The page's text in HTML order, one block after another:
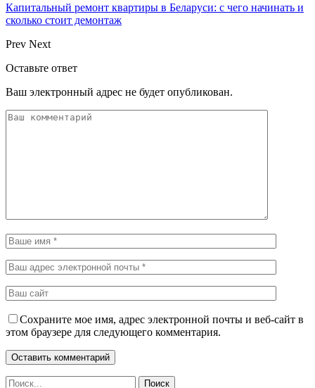
Капитальный ремонт квартиры в Беларуси: с чего начинать и
сколько стоит демонтаж
Prev Next
Оставьте ответ
Ваш электронный адрес не будет опубликован.
Сохраните мое имя, адрес электронной почты и веб-сайт в
этом браузере для следующего комментария.